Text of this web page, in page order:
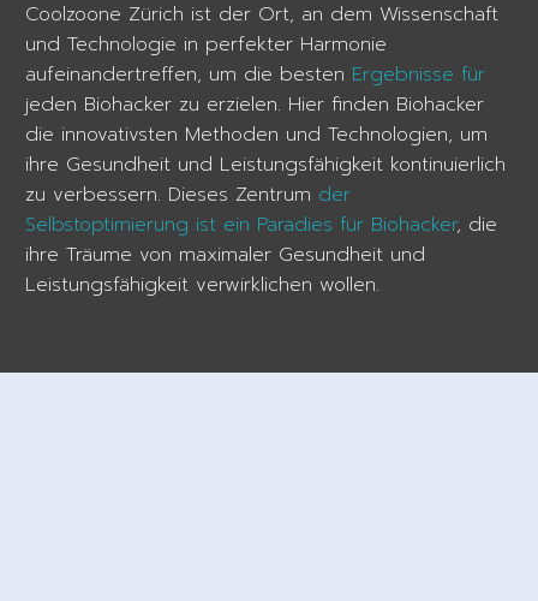
Coolzoone Zürich ist der Ort, an dem Wissenschaft
und Technologie in perfekter Harmonie
aufeinandertreffen, um die besten Ergebnisse für
jeden Biohacker zu erzielen. Hier finden Biohacker
die innovativsten Methoden und Technologien, um
ihre Gesundheit und Leistungsfähigkeit kontinuierlich
zu verbessern. Dieses Zentrum der
Selbstoptimierung ist ein Paradies für Biohacker, die
ihre Träume von maximaler Gesundheit und
Leistungsfähigkeit verwirklichen wollen.